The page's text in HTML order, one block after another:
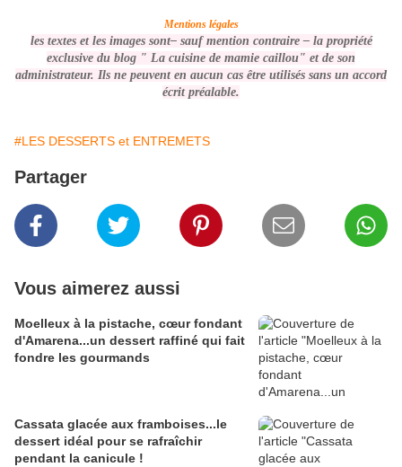
Mentions légales
les textes et les images sont– sauf mention contraire –la propriété
exclusive du blog " La cuisine de mamie caillou" et de son
administrateur. Ils ne peuvent en aucun cas être utilisés sans un accord
écrit préalable.
#LES DESSERTS et ENTREMETS
Partager
Vous aimerez aussi
Moelleux à la pistache, cœur fondant
d'Amarena...un dessert raffiné qui fait
fondre les gourmands
Cassata glacée aux framboises...le
dessert idéal pour se rafraîchir
pendant la canicule !